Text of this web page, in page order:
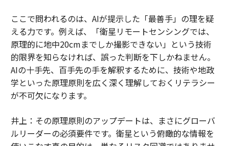
ここで問われるのは、AIが提示した「最善手」の理を疑
える力です。例えば、「衛星リモートセンシングでは、
原理的に地中20cmまでしか撮影できない」という技術
的限界を知らなければ、誤った判断を下しかねません。
AIの十手先、百手先の手を解釈するために、技術や地政
学といった原理原則を広く深く理解しておくリテラシー
が不可欠になります。
井上：その原理原則のアップデートは、まさにグローバ
ルリーダーの必須要件です。衛星という俯瞰的な情報を